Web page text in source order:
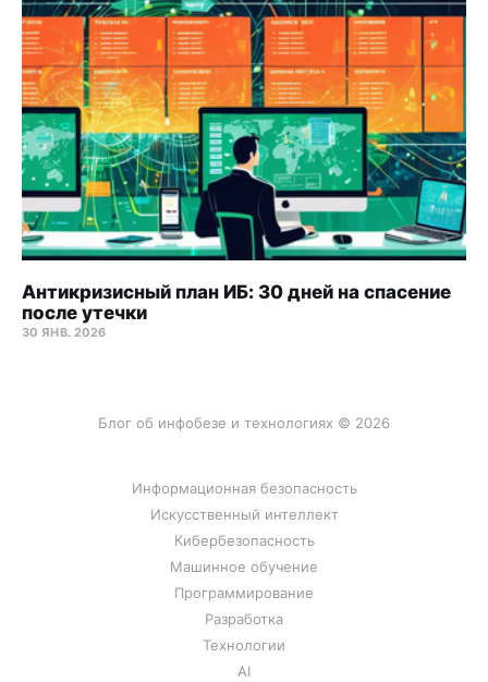
Антикризисный план ИБ: 30 дней на спасение
после утечки
30 ЯНВ. 2026
Блог об инфобезе и технологиях © 2026
Информационная безопасность
Искусственный интеллект
Кибербезопасность
Машинное обучение
Программирование
Разработка
Технологии
AI